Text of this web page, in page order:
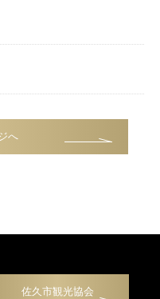
へ
佐久市観光協会